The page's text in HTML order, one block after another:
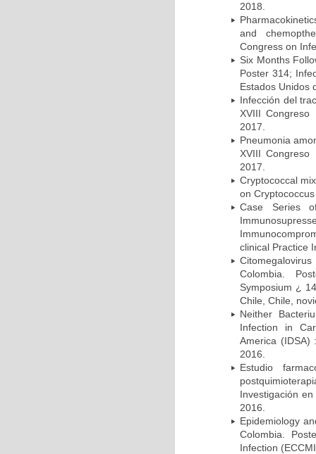
2018.
and
Congress on
Six Months
Poster 314;
Estados Unidos
Infección del
XVIII
2017.
Pneumonia
XVIII
2017.
Cryptococcal
on
Case Series
clinical Practice
Colombia.
Symposium ¿
Chile, Chile,
Neither
Infection in
America (IDSA)
2016.
Estudio
Investigación
2016.
Epidemiology
Colombia.
Infection